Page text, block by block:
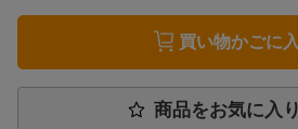
買い物かごに
商品をお気に入